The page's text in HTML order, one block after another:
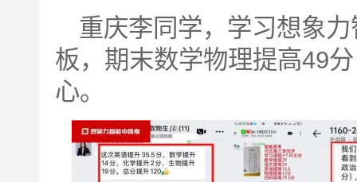
重庆李同学，学习想象
板，期末数学物理提高49
心。